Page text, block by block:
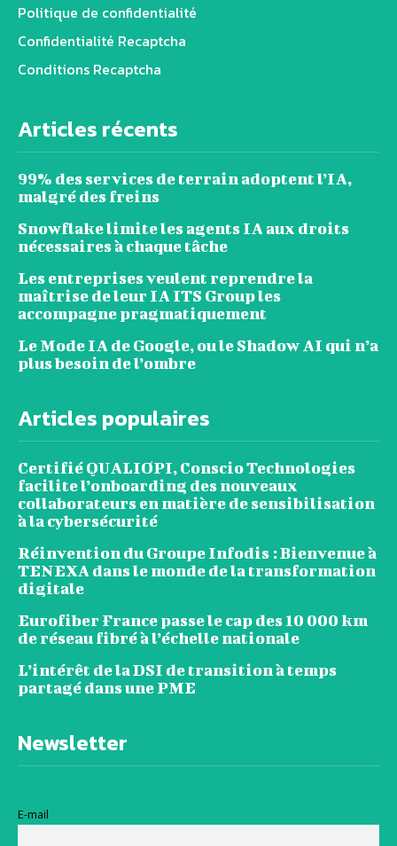
Politique de confidentialité
Confidentialité Recaptcha
Conditions Recaptcha
Articles récents
99% des services de terrain adoptent l’IA,
malgré des freins
Snowflake limite les agents IA aux droits
nécessaires à chaque tâche
Les entreprises veulent reprendre la
maîtrise de leur IA ITS Group les
accompagne pragmatiquement
Le Mode IA de Google, ou le Shadow AI qui n’a
plus besoin de l’ombre
Articles populaires
Certifié QUALIOPI, Conscio Technologies
facilite l’onboarding des nouveaux
collaborateurs en matière de sensibilisation
à la cybersécurité
Réinvention du Groupe Infodis : Bienvenue à
TENEXA dans le monde de la transformation
digitale
Eurofiber France passe le cap des 10 000 km
de réseau fibré à l’échelle nationale
L’intérêt de la DSI de transition à temps
partagé dans une PME
Newsletter
E-mail